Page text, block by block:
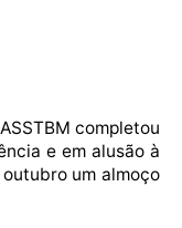
completou
e em alusão à
um almoço